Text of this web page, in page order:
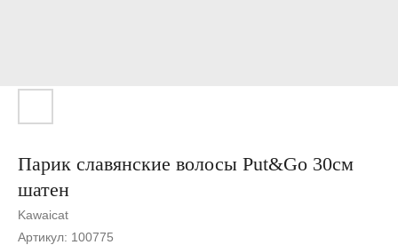
Парик славянские волосы Put&Go 30см
шатен
Kawaicat
Артикул: 100775